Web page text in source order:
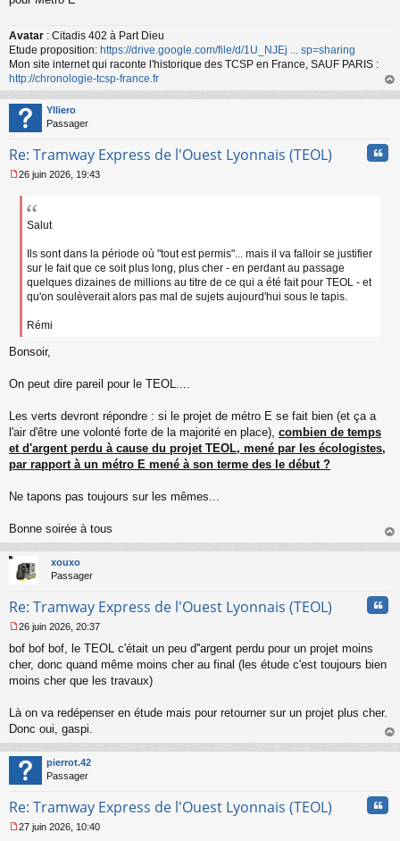
u
Avatar : Citadis 402 à Part Dieu
Etude proposition: https://drive.google.com/file/d/1U_NJEj ... sp=sharing
Mon site internet qui raconte l'historique des TCSP en France, SAUF PARIS :
http://chronologie-tcsp-france.fr
au
Ylliero
Passager
Re: Tramway Express de l'Ouest Lyonnais (TEOL)
e
26 juin 2026, 19:43
Salut
Ils sont dans la période où "tout est permis"... mais il va falloir se justifier
sur le fait que ce soit plus long, plus cher - en perdant au passage
quelques dizaines de millions au titre de ce qui a été fait pour TEOL - et
qu'on soulèverait alors pas mal de sujets aujourd'hui sous le tapis.
Rémi
Bonsoir,
On peut dire pareil pour le TEOL....
Les verts devront répondre : si le projet de métro E se fait bien (et ça a
l'air d'être une volonté forte de la majorité en place), combien de temps
et d'argent perdu à cause du projet TEOL, mené par les écologistes,
par rapport à un métro E mené à son terme des le début ?
Ne tapons pas toujours sur les mêmes...
Bonne soirée à tous
au
xouxo
Passager
Re: Tramway Express de l'Ouest Lyonnais (TEOL)
e
s
s
e
n
o
n
l
u
26 juin 2026, 20:37
bof bof bof, le TEOL c'était un peu d''argent perdu pour un projet moins
cher, donc quand même moins cher au final (les étude c'est toujours bien
moins cher que les travaux)
Là on va redépenser en étude mais pour retourner sur un projet plus cher.
Donc oui, gaspi.
au
pierrot.42
Passager
Re: Tramway Express de l'Ouest Lyonnais (TEOL)
27 juin 2026, 10:40